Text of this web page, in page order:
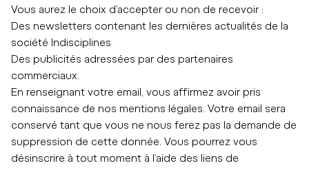
Vous aurez le choix d’accepter ou non de recevoir :
Des newsletters contenant les dernières actualités de la
société Indisciplines
Des publicités adressées par des partenaires
commerciaux.
En renseignant votre email, vous affirmez avoir pris
connaissance de nos mentions légales. Votre email sera
conservé tant que vous ne nous ferez pas la demande de
suppression de cette donnée. Vous pourrez vous
désinscrire à tout moment à l’aide des liens de